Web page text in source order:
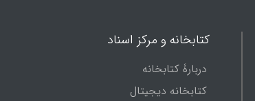
کتابخانه و مرکز اسناد
دربارۀ کتابخانه
کتابخانه دیجیتال